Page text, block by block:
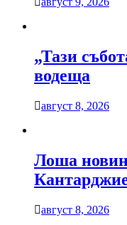
„Тази
водеща
август 8, 2026
Лоша
август 8, 2026